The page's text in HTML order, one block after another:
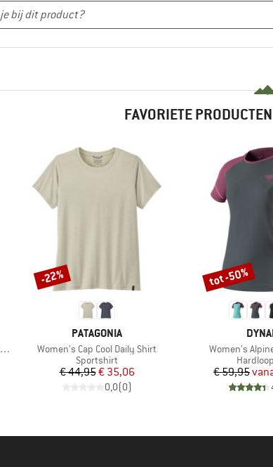
FAVORIETE
MERK
PATAGONIA
Artikel
Women's Cap Cool Daily Shirt
Productgroep
Sportshirt
Prijs
€ 44,95Verlaagde prijs
€ 35,06
0,0(0)
Korting
-22%
MERK
Artikel
Women's
€ 59,95
Korting
tot -50%